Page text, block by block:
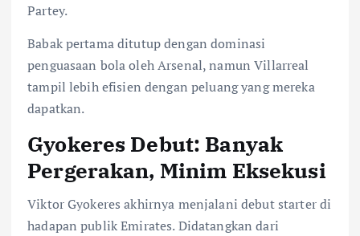
Partey.
Babak pertama ditutup dengan dominasi
penguasaan bola oleh Arsenal, namun Villarreal
tampil lebih efisien dengan peluang yang mereka
dapatkan.
Gyokeres Debut: Banyak
Pergerakan, Minim Eksekusi
Viktor Gyokeres akhirnya menjalani debut starter di
hadapan publik Emirates. Didatangkan dari